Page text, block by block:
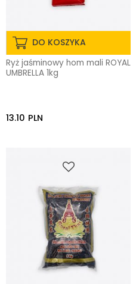
DO KOSZYKA
Ryż jaśminowy hom mali ROYAL
UMBRELLA 1kg
13.10 PLN